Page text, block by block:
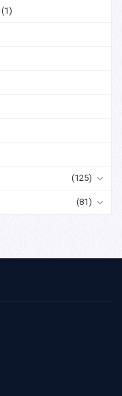
(1)
(125)
(81)